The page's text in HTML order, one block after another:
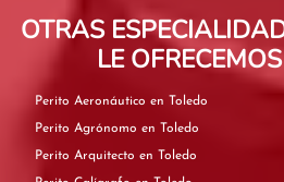
OTRAS
LE
Perito Aeronáutico en Toledo
Perito Agrónomo en Toledo
Perito Arquitecto en Toledo